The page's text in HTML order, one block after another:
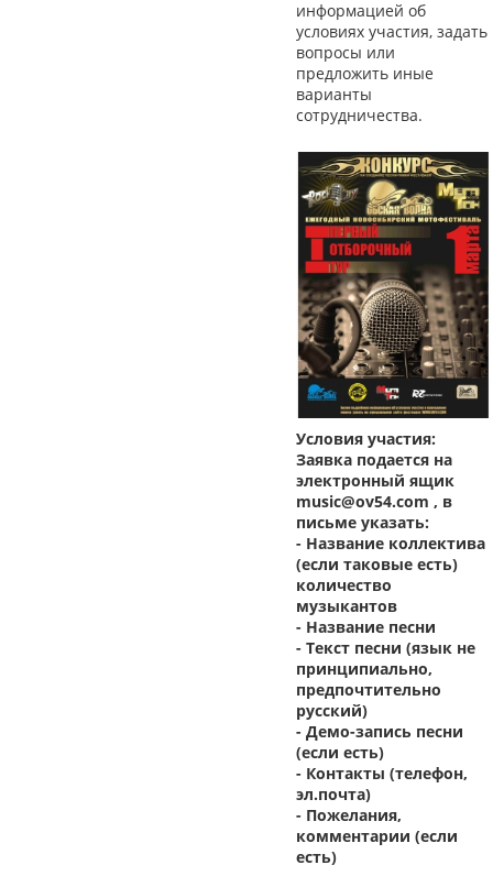
информацией об
условиях участия, задать
вопросы или
предложить иные
варианты
сотрудничества.
Условия участия:
Заявка подается на
электронный ящик
music@ov54.com , в
письме указать:
- Название коллектива
(если таковые есть)
количество
музыкантов
- Название песни
- Текст песни (язык не
принципиально,
предпочтительно
русский)
- Демо-запись песни
(если есть)
- Контакты (телефон,
эл.почта)
- Пожелания,
комментарии (если
есть)